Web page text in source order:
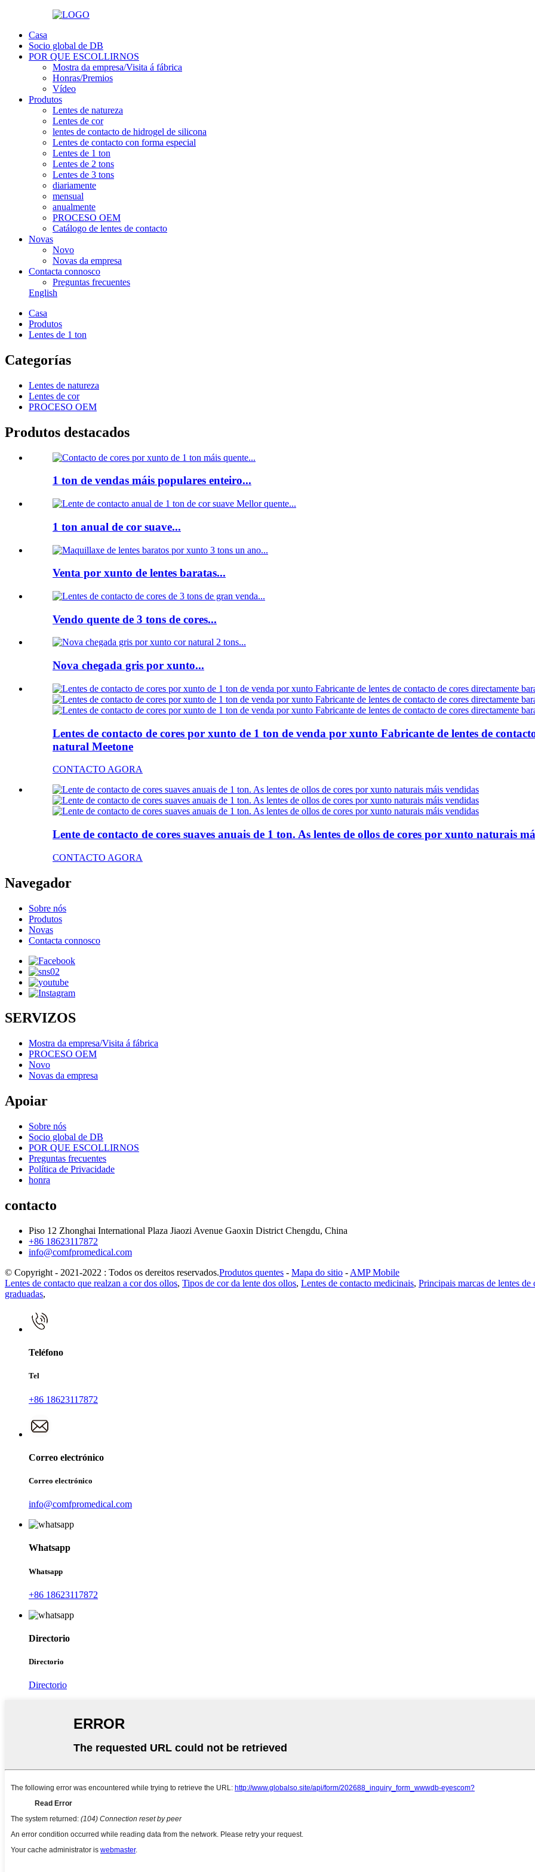
Casa
Socio global de DB
POR QUE ESCOLLIRNOS
Mostra da empresa/Visita á fábrica
Honras/Premios
Vídeo
Produtos
Lentes de natureza
Lentes de cor
lentes de contacto de hidrogel de silicona
Lentes de contacto con forma especial
Lentes de 1 ton
Lentes de 2 tons
Lentes de 3 tons
diariamente
mensual
anualmente
PROCESO OEM
Catálogo de lentes de contacto
Novas
Novo
Novas da empresa
Contacta connosco
Preguntas frecuentes
English
Casa
Produtos
Lentes de 1 ton
Categorías
Lentes de natureza
Lentes de cor
PROCESO OEM
Produtos destacados
1 ton de vendas máis populares enteiro...
1 ton anual de cor suave...
Venta por xunto de lentes baratas...
Vendo quente de 3 tons de cores...
Nova chegada gris por xunto...
Lentes de contacto de cores por xunto de 1 ton de venda por xunto Fabricante de lentes de
natural Meetone
CONTACTO AGORA
Lente de contacto de cores suaves anuais de 1 ton. As lentes de ollos de cores por xunto naturais
CONTACTO AGORA
Navegador
Sobre nós
Produtos
Novas
Contacta connosco
SERVIZOS
Mostra da empresa/Visita á fábrica
PROCESO OEM
Novo
Novas da empresa
Apoiar
Sobre nós
Socio global de DB
POR QUE ESCOLLIRNOS
Preguntas frecuentes
Política de Privacidade
honra
contacto
Piso 12 Zhonghai International Plaza Jiaozi Avenue Gaoxin District Chengdu, China
+86 18623117872
info@comfpromedical.com
© Copyright - 2021-2022 : Todos os dereitos reservados.Produtos quentes - Mapa do sitio - AMP Mobile
Lentes de contacto que realzan a cor dos ollos, Tipos de cor da lente dos ollos, Lentes de contacto medicinais, Principais marcas de lentes de
graduadas,
Teléfono
Tel
+86 18623117872
Correo electrónico
Correo electrónico
info@comfpromedical.com
Whatsapp
Whatsapp
+86 18623117872
Directorio
Directorio
Directorio